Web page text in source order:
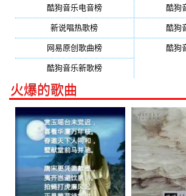
酷狗音乐电音榜 酷狗
新说唱热歌榜 酷狗
网易原创歌曲榜 酷狗
酷狗音乐新歌榜
火爆的歌曲